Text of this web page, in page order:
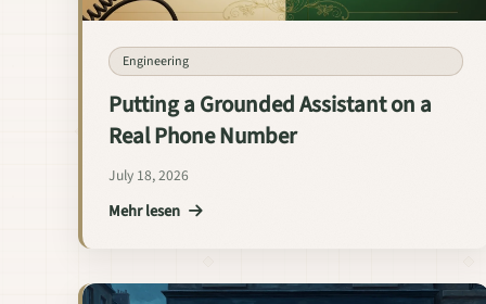
Engineering
Putting a Grounded Assistant on a
Real Phone Number
July 18, 2026
Mehr lesen